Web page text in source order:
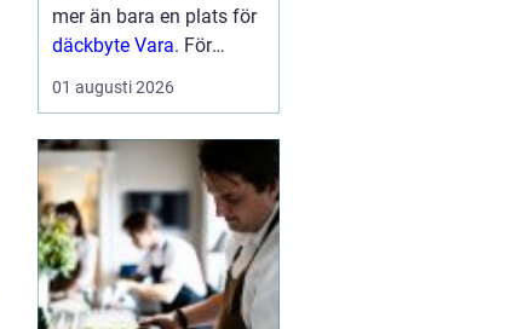
mer än bara en plats för
däckbyte Vara. För
bilägare i Vara handlar
valet om säkerhet,
01 augusti 2026